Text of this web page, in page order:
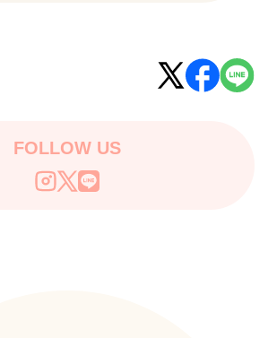
FOLLOW US